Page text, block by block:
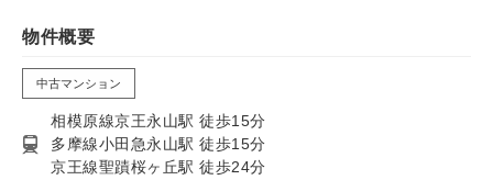
物件概要
中古マンション
相模原線京王永山駅 徒歩15分
多摩線小田急永山駅 徒歩15分
京王線聖蹟桜ヶ丘駅 徒歩24分